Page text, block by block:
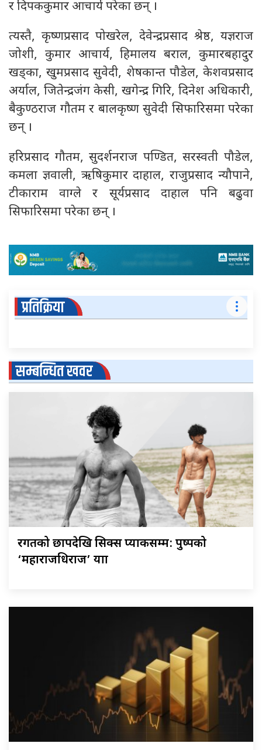
र दिपककुमार आचार्य परेका छन् ।
त्यस्तै, कृष्णप्रसाद पोखरेल, देवेन्द्रप्रसाद श्रेष्ठ, यज्ञराज
जोशी, कुमार आचार्य, हिमालय बराल, कुमारबहादुर
खड्का, खुमप्रसाद सुवेदी, शेषकान्त पौडेल, केशवप्रसाद
अर्याल, जितेन्द्रजंग केसी, खगेन्द्र गिरि, दिनेश अधिकारी,
बैकुण्ठराज गौतम र बालकृष्ण सुवेदी सिफारिसमा परेका
छन् ।
हरिप्रसाद गौतम, सुदर्शनराज पण्डित, सरस्वती पौडेल,
कमला ज्ञवाली, ऋषिकुमार दाहाल, राजुप्रसाद न्यौपाने,
टीकाराम वाग्ले र सूर्यप्रसाद दाहाल पनि बढुवा
सिफारिसमा परेका छन् ।
प्रतिक्रिया
सम्बन्धित खवर
रगतको छापदेखि सिक्स प्याकसम्म: पुष्पको
‘महाराजधिराज’ यात्रा